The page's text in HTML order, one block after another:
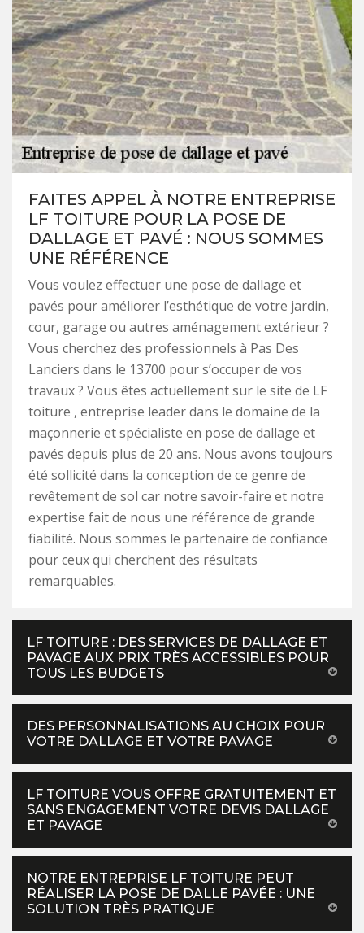
FAITES APPEL À NOTRE ENTREPRISE
LF TOITURE POUR LA POSE DE
DALLAGE ET PAVÉ : NOUS SOMMES
UNE RÉFÉRENCE
Vous voulez effectuer une pose de dallage et
pavés pour améliorer l’esthétique de votre jardin,
cour, garage ou autres aménagement extérieur ?
Vous cherchez des professionnels à Pas Des
Lanciers dans le 13700 pour s’occuper de vos
travaux ? Vous êtes actuellement sur le site de LF
toiture , entreprise leader dans le domaine de la
maçonnerie et spécialiste en pose de dallage et
pavés depuis plus de 20 ans. Nous avons toujours
été sollicité dans la conception de ce genre de
revêtement de sol car notre savoir-faire et notre
expertise fait de nous une référence de grande
fiabilité. Nous sommes le partenaire de confiance
pour ceux qui cherchent des résultats
remarquables.
LF TOITURE : DES SERVICES DE DALLAGE ET
PAVAGE AUX PRIX TRÈS ACCESSIBLES POUR
TOUS LES BUDGETS
DES PERSONNALISATIONS AU CHOIX POUR
VOTRE DALLAGE ET VOTRE PAVAGE
LF TOITURE VOUS OFFRE GRATUITEMENT ET
SANS ENGAGEMENT VOTRE DEVIS DALLAGE
ET PAVAGE
NOTRE ENTREPRISE LF TOITURE PEUT
RÉALISER LA POSE DE DALLE PAVÉE : UNE
SOLUTION TRÈS PRATIQUE